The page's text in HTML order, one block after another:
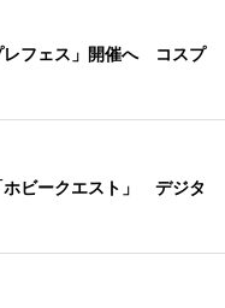
レフェス」開催へ コスプ
ホビークエスト」 デジタ